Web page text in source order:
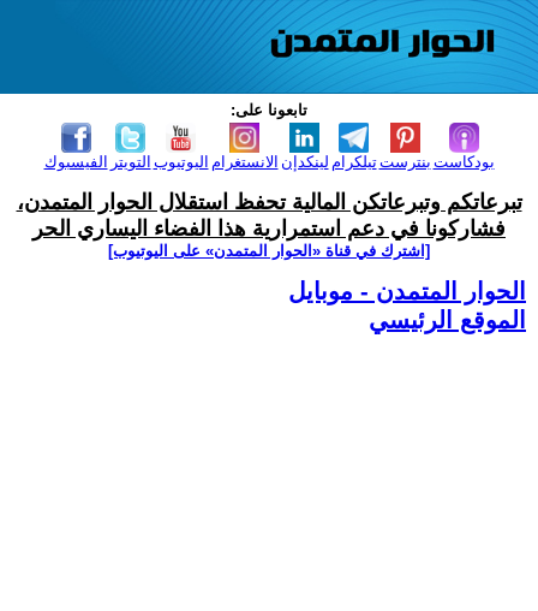
تابعونا على:
الفيسبوك التويتر اليوتيوب الانستغرام لينكدإن تيلكرامبنترست بودكاست
تبرعاتكم وتبرعاتكن المالية تحفظ استقلال الحوار المتمدن،
فشاركونا في دعم استمرارية هذا الفضاء اليساري الحر
[اشترك في قناة ‫«الحوار المتمدن» على اليوتيوب]
الحوار المتمدن - موبايل
الموقع الرئيسي